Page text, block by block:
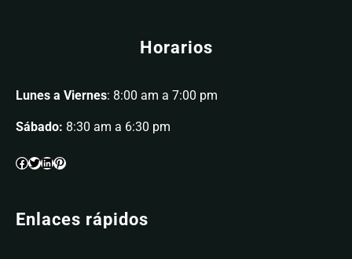
Horarios
Lunes a Viernes: 8:00 am a 7:00 pm
Sábado: 8:30 am a 6:30 pm
Enlaces rápidos